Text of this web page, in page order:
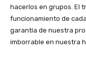
hacerlos en grupos. El
funcionamiento de
garantía de nuestra
imborrable en nuestra